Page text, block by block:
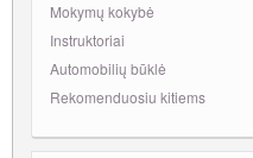
Mokymų kokybė
Instruktoriai
Automobilių būklė
Rekomenduosiu kitiems